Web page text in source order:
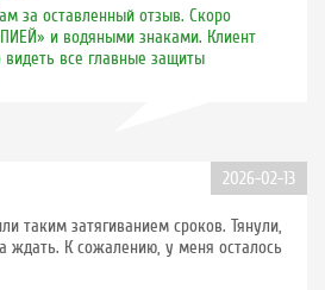
за оставленный отзыв. Скоро
и водяными знаками. Клиент
все главные защиты
2026-02-13
таким затягиванием сроков. Тянули,
ждать. К сожалению, у меня осталось